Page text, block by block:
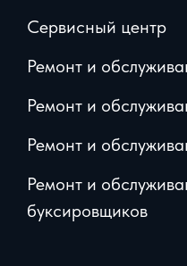
Сервисный центр
Ремонт и
Ремонт и
Ремонт и
Ремонт и
буксировщиков